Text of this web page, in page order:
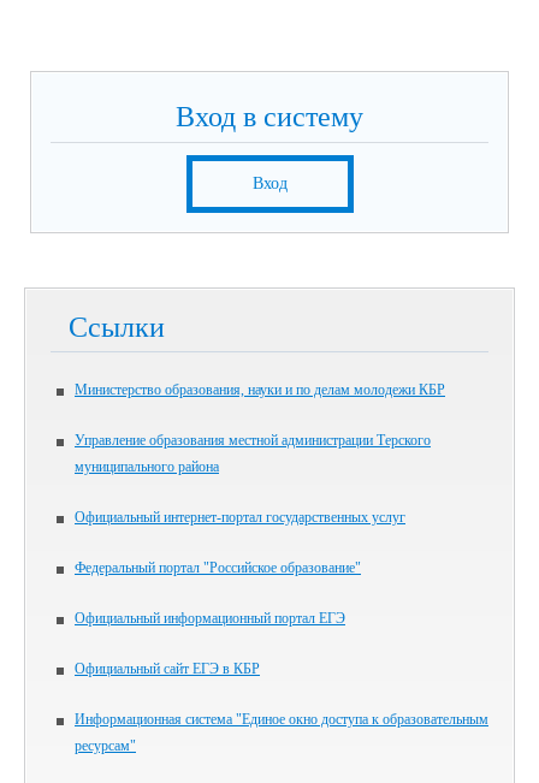
Вход в систему
Вход
Ссылки
Министерство образования, науки и по делам молодежи КБР
Управление образования местной администрации Терского
муниципального района
Официальный интернет-портал государственных услуг
Федеральный портал "Российское образование"
Официальный информационный портал ЕГЭ
Официальный сайт ЕГЭ в КБР
Информационная система "Единое окно доступа к образовательным
ресурсам"